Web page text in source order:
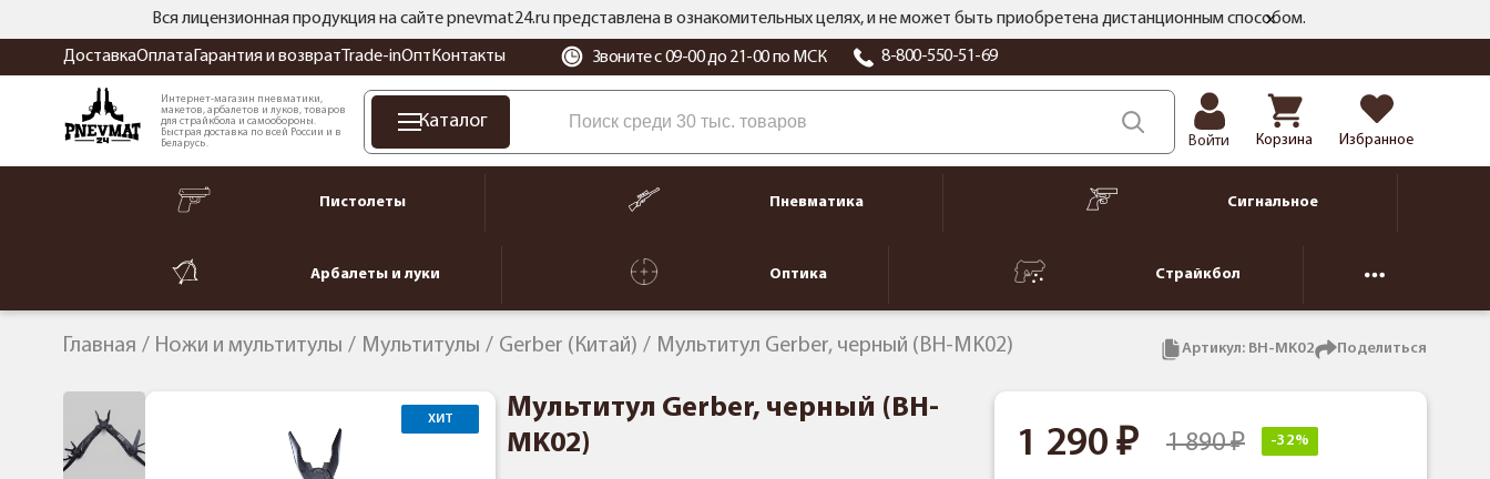
Вся лицензионная продукция на сайте pnevmat24.ru представлена в ознакомительных целях, и не может быть приобретена дистанционным способом.
ДоставкаОплата Гарантия и возврат Trade-inОпт Контакты Звоните с 09-00 до 21-00 по МСК 8-800-550-51-69
Интернет-магазин пневматики,
макетов, арбалетов и луков, товаров
для страйкбола и самообороны.
Быстрая доставка по всей России и в
Беларусь.
Каталог
Войти Корзина Избранное
Пистолеты Пневматика Сигнальное
Арбалеты и луки Оптика Страйкбол
Главная Ножи и мультитулы Мультитулы Gerber (Китай) Мультитул Gerber, черный (BH-MK02) Артикул: BH-MK02 Поделиться
ХИТ
Мультитул Gerber, черный (BH-
MK02)
1 290 1 890 -32%